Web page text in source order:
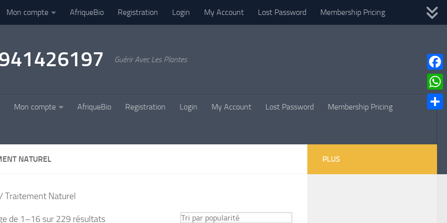
Mon compte AfriqueBio Registration Login My Account Lost Password Membership Pricing
Guérir Avec Les Plantes
Mon compte AfriqueBio Registration Login My Account Lost Password Membership Pricing
NATUREL
/ Traitement Naturel
de 1–16 sur 229 résultatsTrié
PLUS